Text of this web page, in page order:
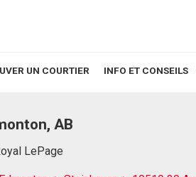
UN COURTIER INFO ET CONSEILS
AB
LePage